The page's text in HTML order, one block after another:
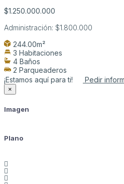
$1.250.000.000
Administración: $1.800.000
244.00m²
3 Habitaciones
4 Baños
2 Parqueaderos
¡Estamos aquí para ti!
Pedir
×
Imagen
Plano